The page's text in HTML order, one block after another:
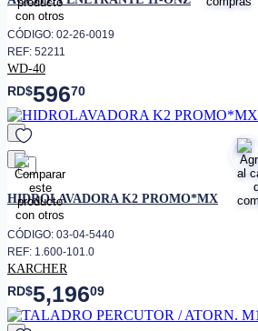
CÓDIGO: 02-26-0019
REF: 52211
WD-40
RD$59670
favorito
HIDROLAVADORA K2 PROMO*MX
CÓDIGO: 03-04-5440
REF: 1.600-101.0
KARCHER
RD$5,19609